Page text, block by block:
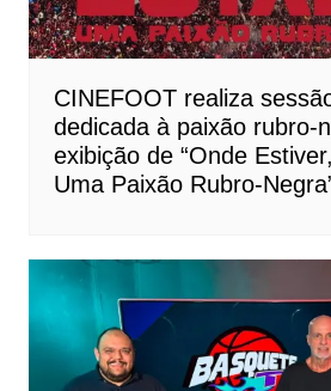
CINEFOOT realiza
dedicada à paixão rubro-
exibição de “Onde
Uma Paixão Rubro-